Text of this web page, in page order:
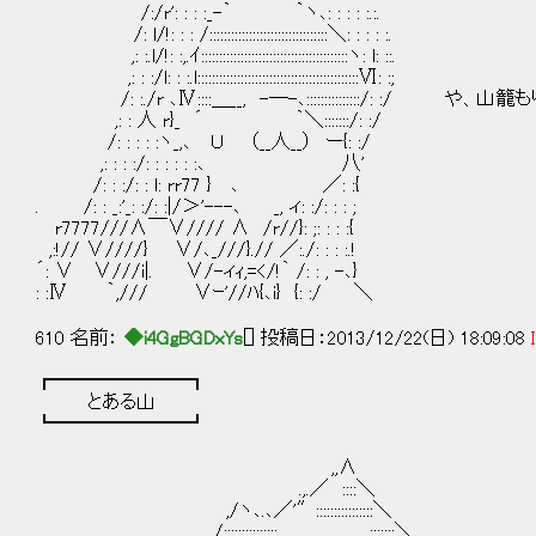
/:/r': : : :_-｀ ｀ヽ､: : : : :.:.
/: l/!: : : /:::::::::::::::::::::::::::::::::＼: : : : :.
,: :.l/!: :,.ｲ:::::::::::::::::::::::::::::::::::::::::ヽ: l: ::.
,: : :/l: : :.l:::::::::::::::::::::::::::::::::::::::::::::Ⅵ: :;
/: :./r ､Ⅳ::::＿__, -―-､:::::::::::::::/: :/ や、山籠も
,: : 人 r}_ ´ ｀＼:::::::/: :/
/: : : : :ヽ_,､ Ｕ （__人__） ー{: :/
,: : : :/: : : : : :､ 八'
/: : :/: : l: rr77 } ､ ／: :{
. /: : _:'_: :/: :|/＞'---､ _, ィ: :/: : : ;
r7777///∧￣∨//// ∧ /r//}: ;: : : :{
,:!// ∨////} ∨/､_///}.// ／:./: : : :.!
´: ∨ ∨///i|. ∨/-ィｨ,=</!｀ /: : , -､}
: :Ⅳ ｀,/// ∨ｰ'//ﾊ{､i} {: :/ ＼
610 名前： ◆i4GgBGDxYs [] 投稿日：2013/12/22(日) 18:09:08
┏━━━━━━━┓
とある山
┗━━━━━━━┛
,,∧
.,.／ ::::＼
,/ヽ､.､／'″::::::::::::::::